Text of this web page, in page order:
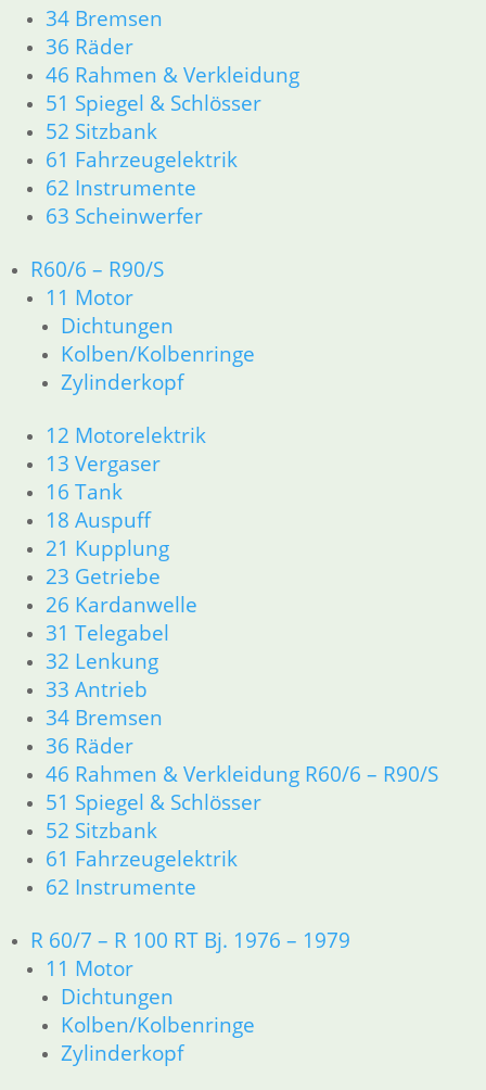
34 Bremsen
36 Räder
46 Rahmen & Verkleidung
51 Spiegel & Schlösser
52 Sitzbank
61 Fahrzeugelektrik
62 Instrumente
63 Scheinwerfer
R60/6 – R90/S
11 Motor
Dichtungen
Kolben/Kolbenringe
Zylinderkopf
12 Motorelektrik
13 Vergaser
16 Tank
18 Auspuff
21 Kupplung
23 Getriebe
26 Kardanwelle
31 Telegabel
32 Lenkung
33 Antrieb
34 Bremsen
36 Räder
46 Rahmen & Verkleidung R60/6 – R90/S
51 Spiegel & Schlösser
52 Sitzbank
61 Fahrzeugelektrik
62 Instrumente
R 60/7 – R 100 RT Bj. 1976 – 1979
11 Motor
Dichtungen
Kolben/Kolbenringe
Zylinderkopf
In den Warenkorb
Manschette
18,50€
Artikelnummer: 1230304
inkl. MwSt.
zzgl.Versandkosten
In den Warenkorb
Getriebeöl 80W 90 API GL-5
1 Ltr.
10,50€
Artikelnummer: 8090
inkl. MwSt.
In den Warenkorb
Verzahnung im Tellerrad,
Rep. Einschweißteil
138,75€
Artikelnummer: 33121
inkl. MwSt.
zzgl.Versandkosten
In den Warenkorb
Mutter für Schwingenbolzen
4,50€
Artikelnummer: 3054174
inkl. MwSt.
zzgl.Versandkosten
1
2
→
Shop